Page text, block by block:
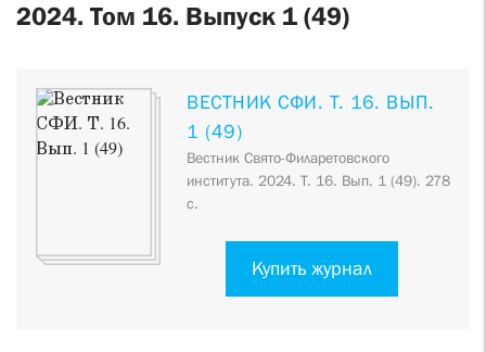
2024. Том 16. Выпуск 1 (49)
ВЕСТНИК СФИ. Т. 16. ВЫП.
1 (49)
Вестник Свято-Филаретовского
института. 2024. Т. 16. Вып. 1 (49). 278
с.
Купить журнал